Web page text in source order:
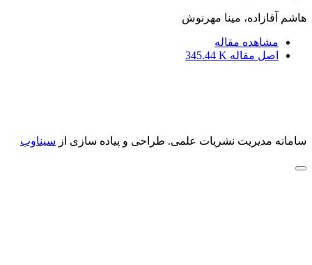
هاشم آقازاده، مینا مهرنوش
مشاهده مقاله
اصل مقاله 345.44 K
سامانه مدیریت نشریات علمی. طراحی و پیاده سازی از سیناوب